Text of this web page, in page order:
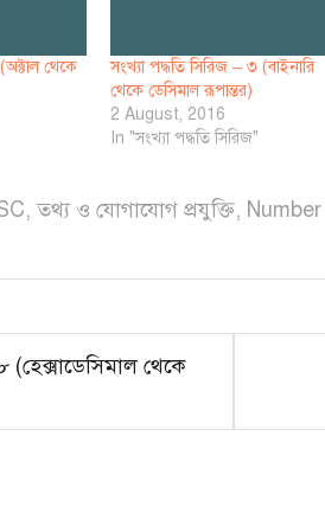
থেকে
সংখ্যা পদ্ধতি সিরিজ – ৩ (বাইনারি
থেকে ডেসিমাল রূপান্তর)
2 August, 2016
In "সংখ্যা পদ্ধতি সিরিজ"
, তথ্য ও যোগাযোগ প্রযুক্তি,
(হেক্সাডেসিমাল থেকে